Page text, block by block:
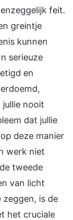
feit.
greintje
kunnen
serieuze
en
nooit
dat jullie
deze manier
werk niet
tweede
van licht
zeggen, is de
het cruciale